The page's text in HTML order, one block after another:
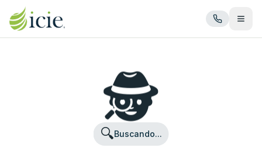
Abrir
🕵️
🔍Buscando...